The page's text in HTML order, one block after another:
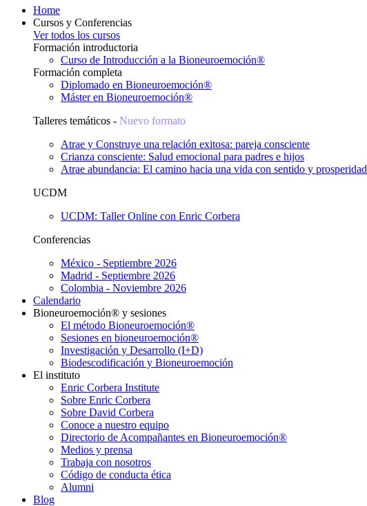
Home
Cursos y Conferencias
Ver todos los cursos
Formación introductoria
Curso de Introducción a la Bioneuroemoción®
Formación completa
Diplomado en Bioneuroemoción®
Máster en Bioneuroemoción®
Talleres temáticos - Nuevo formato
Atrae y Construye una relación exitosa: pareja consciente
Crianza consciente: Salud emocional para padres e hijos
Atrae abundancia: El camino hacia una vida con sentido y prosperidad
UCDM
UCDM: Taller Online con Enric Corbera
Conferencias
México - Septiembre 2026
Madrid - Septiembre 2026
Colombia - Noviembre 2026
Calendario
Bioneuroemoción® y sesiones
El método Bioneuroemoción®
Sesiones en bioneuroemoción®
Investigación y Desarrollo (I+D)
Biodescodificación y Bioneuroemoción
El instituto
Enric Corbera Institute
Sobre Enric Corbera
Sobre David Corbera
Conoce a nuestro equipo
Directorio de Acompañantes en Bioneuroemoción®
Medios y prensa
Trabaja con nosotros
Código de conducta ética
Alumni
Blog